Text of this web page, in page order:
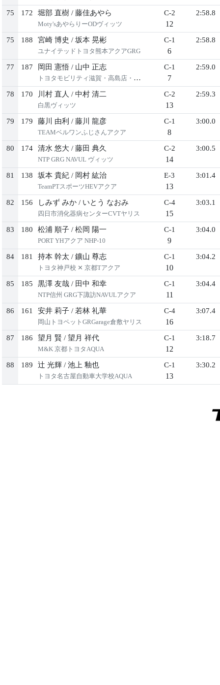
75 172 堀部 直樹 / 藤佳あやら
Moty'sあやらりーODヴィッツ
C-2
12
2:58.8
75 188 宮崎 博史 / 坂本 晃彬
ユナイテッドトヨタ熊本アクアGRG
C-1
6
2:58.8
77 187 岡田 憲悟 / 山中 正志
トヨタモビリティ滋賀・高島店・地元アクア
C-1
7
2:59.0
78 170 川村 直人 / 中村 清二
白黒ヴィッツ
C-2
13
2:59.3
79 179 藤川 由利 / 藤川 龍彦
TEAMベルワンふじさんアクア
C-1
8
3:00.0
80 174 清水 悠大 / 藤田 典久
NTP GRG NAVUL ヴィッツ
C-2
14
3:00.5
81 138 坂本 貴紀 / 岡村 紘治
TeamPTスポーツHEVアクア
E-3
13
3:01.4
82 156 しみず みか / いとう なおみ
四日市消化器病センターCVTヤリス
C-4
15
3:03.1
83 180 松浦 順子 / 松岡 陽一
PORT YHアクア NHP-10
C-1
9
3:04.0
84 181 持本 幹太 / 鑛山 尊志
トヨタ神戸校 ✕ 京都Tアクア
C-1
10
3:04.2
85 185 黒澤 友哉 / 田中 和幸
NTP信州 GRG下諏訪NAVULアクア
C-1
11
3:04.4
86 161 安井 莉子 / 若林 礼華
岡山トヨペットGRGarage倉敷ヤリス
C-4
16
3:07.4
87 186 望月 賢 / 望月 祥代
M&K 京都トヨタAQUA
C-1
12
3:18.7
88 189 辻 光輝 / 池上 釉也
トヨタ名古屋自動車大学校AQUA
C-1
13
3:30.2